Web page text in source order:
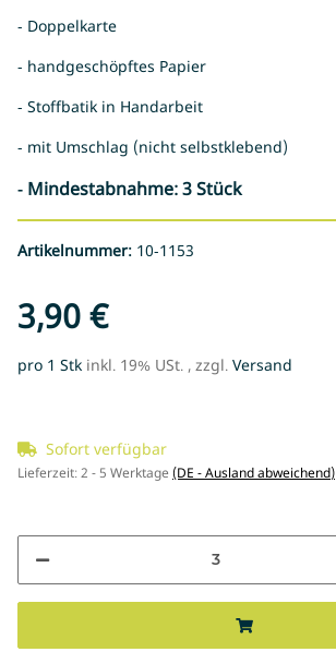
- Doppelkarte
- handgeschöpftes Papier
- Stoffbatik in Handarbeit
- mit Umschlag (nicht selbstklebend)
- Mindestabnahme: 3 Stück
Artikelnummer: 10-1153
3,90 €
pro 1 Stk inkl. 19% USt. , zzgl. Versand
Sofort verfügbar
Lieferzeit:2 - 5 Werktage (DE - Ausland abweichend)